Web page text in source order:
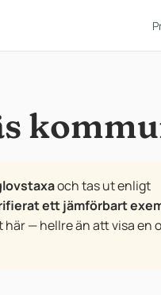
och tas ut enligt
ett jämförbart
— hellre än att visa en